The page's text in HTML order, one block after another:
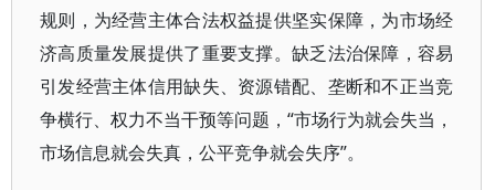
规则，为经营主体合法权益提供坚实保障，为市场经
济高质量发展提供了重要支撑。缺乏法治保障，容易
引发经营主体信用缺失、资源错配、垄断和不正当竞
争横行、权力不当干预等问题，“市场行为就会失当，
市场信息就会失真，公平竞争就会失序”。